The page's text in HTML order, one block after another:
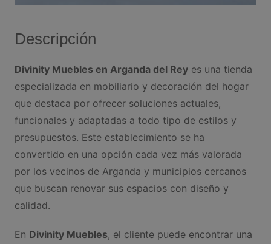
Descripción
Divinity Muebles en Arganda del Reyes una tienda
especializada en mobiliario y decoración del hogar
que destaca por ofrecer soluciones actuales,
funcionales y adaptadas a todo tipo de estilos y
presupuestos. Este establecimiento se ha
convertido en una opción cada vez más valorada
por los vecinos de Arganda y municipios cercanos
que buscan renovar sus espacios con diseño y
calidad.
En Divinity Muebles, el cliente puede encontrar una